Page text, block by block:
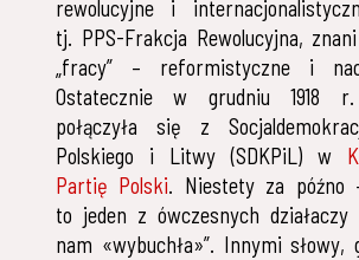
rewolucyjne i
tj. PPS-Frakcja Rewolucyjna,
„fracy” – reformistyczne i
Ostatecznie w grudniu 1918 r.
połączyła się z
Polskiego i Litwy (SDKPiL) w
Partię Polski. Niestety za późno
to jeden z ówczesnych działaczy
nam «wybuchła»”. Innymi słowy,